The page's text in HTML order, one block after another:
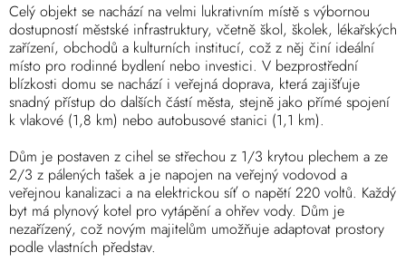
Celý objekt se nachází na velmi lukrativním místě s výbornou
dostupností městské infrastruktury, včetně škol, školek, lékařských
zařízení, obchodů a kulturních institucí, což z něj činí ideální
místo pro rodinné bydlení nebo investici. V bezprostřední
blízkosti domu se nachází i veřejná doprava, která zajišťuje
snadný přístup do dalších částí města, stejně jako přímé spojení
k vlakové (1,8 km) nebo autobusové stanici (1,1 km).
Dům je postaven z cihel se střechou z 1/3 krytou plechem a ze
2/3 z pálených tašek a je napojen na veřejný vodovod a
veřejnou kanalizaci a na elektrickou síť o napětí 220 voltů. Každý
byt má plynový kotel pro vytápění a ohřev vody. Dům je
nezařízený, což novým majitelům umožňuje adaptovat prostory
podle vlastních představ.